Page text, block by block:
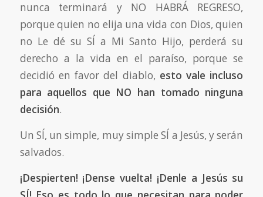
nunca terminará y NO HABRÁ REGRESO,
porque quien no elija una vida con Dios, quien
no Le dé su SÍ a Mi Santo Hijo, perderá su
derecho a la vida en el paraíso, porque se
decidió en favor del diablo, esto vale incluso
para aquellos que NO han tomado ninguna
decisión.
Un SÍ, un simple, muy simple SÍ a Jesús, y serán
salvados.
¡Despierten! ¡Dense vuelta! ¡Denle a Jesús su